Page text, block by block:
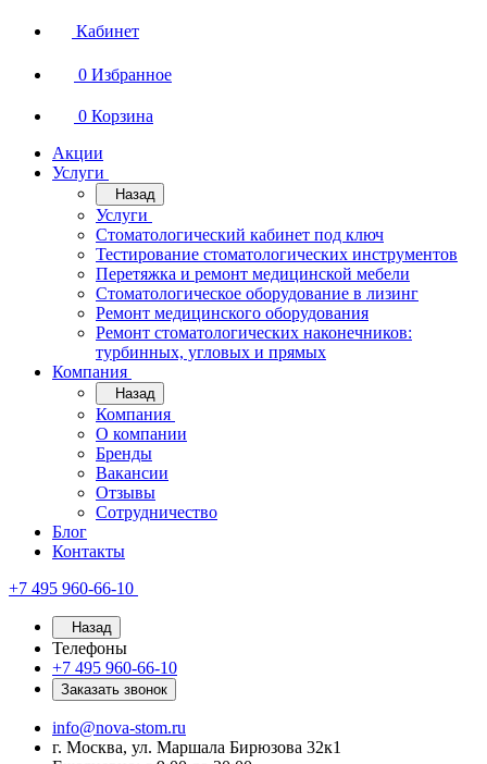
Кабинет
0 Избранное
0 Корзина
Акции
Услуги
Назад
Услуги
Стоматологический кабинет под ключ
Тестирование стоматологических инструментов
Перетяжка и ремонт медицинской мебели
Стоматологическое оборудование в лизинг
Ремонт медицинского оборудования
Ремонт стоматологических наконечников:
турбинных, угловых и прямых
Компания
Назад
Компания
О компании
Бренды
Вакансии
Отзывы
Сотрудничество
Блог
Контакты
+7 495 960-66-10
Назад
Телефоны
+7 495 960-66-10
Заказать звонок
info@nova-stom.ru
г. Москва, ул. Маршала Бирюзова 32к1